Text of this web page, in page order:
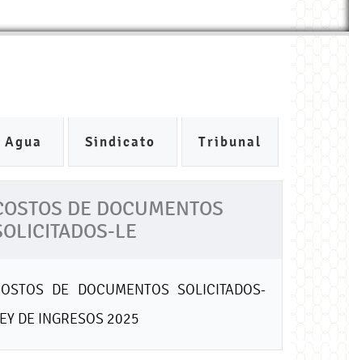
Sindicato Tribunal
DE DOCUMENTOS
LE
DE DOCUMENTOS SOLICITADOS-
DE INGRESOS 2025